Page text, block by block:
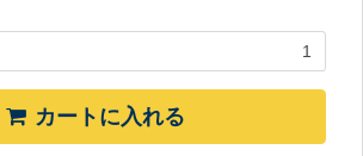
カートに入れる